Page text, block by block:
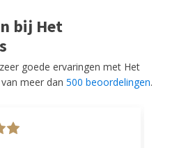
bij Het
goede ervaringen met Het
meer dan 500 beoordelingen.